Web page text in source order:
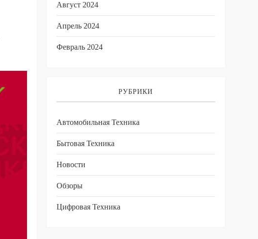
Август 2024
Апрель 2024
Февраль 2024
РУБРИКИ
Автомобильная Техника
Бытовая Техника
Новости
Обзоры
Цифровая Техника